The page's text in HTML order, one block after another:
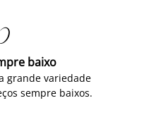
baixo
grande variedade
sempre baixos.